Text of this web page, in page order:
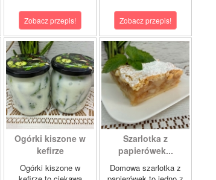
Zobacz przepis! Zobacz przepis!
Ogórki kiszone w
kefirze
Ogórki kiszone w
Szarlotka z
papierówek...
Domowa szarlotka z